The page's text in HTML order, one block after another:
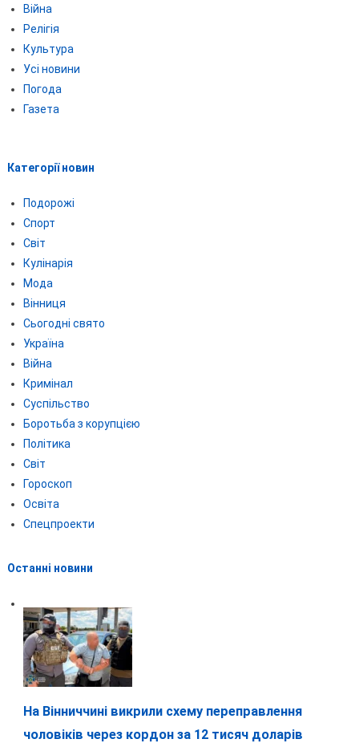
Війна
Релігія
Культура
Усі новини
Погода
Газета
Категорії новин
Подорожі
Спорт
Світ
Кулінарія
Мода
Вінниця
Сьогодні свято
Україна
Війна
Кримінал
Суспільство
Боротьба з корупцією
Політика
Світ
Гороскоп
Освіта
Спецпроекти
Останні новини
На Вінниччині викрили схему переправлення
чоловіків через кордон за 12 тисяч доларів